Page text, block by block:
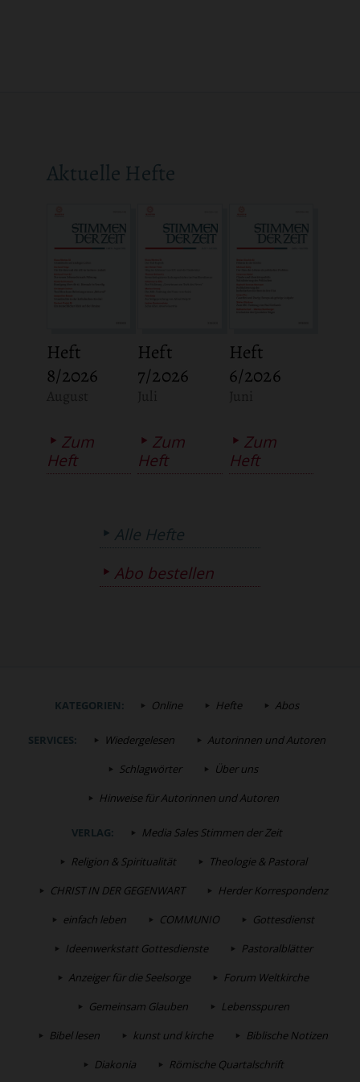
Aktuelle Hefte
Heft
8/2026
Zum
Heft
Heft
7/2026
Zum
Heft
Heft
6/2026
Zum
Heft
Alle Hefte
Abo bestellen
KATEGORIEN: Online Hefte Abos
SERVICES: Wiedergelesen
Autorinnen und Autoren
Schlagwörter
Über uns
Hinweise für Autorinnen und Autoren
VERLAG:
Media Sales Stimmen der Zeit
Religion & Spiritualität
Theologie & Pastoral
CHRIST IN DER GEGENWART
Herder Korrespondenz
einfach leben
COMMUNIO
Gottesdienst
Ideenwerkstatt Gottesdienste
Pastoralblätter
Anzeiger für die Seelsorge
Forum Weltkirche
Gemeinsam Glauben
Lebensspuren
Bibel lesen
kunst und kirche
Biblische Notizen
Diakonia
Römische Quartalschrift